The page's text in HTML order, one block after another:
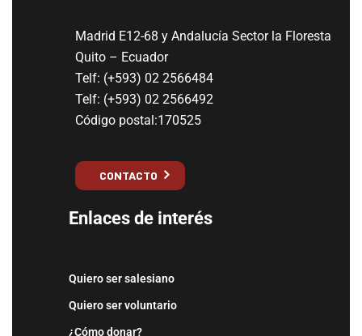
Madrid E12-68 y Andalucía Sector la Floresta
Quito – Ecuador
Telf: (+593) 02 2566484
Telf: (+593) 02 2566492
Código postal:170525
CONTACTO
Enlaces de interés
Quiero ser salesiano
Quiero ser voluntario
¿Cómo donar?